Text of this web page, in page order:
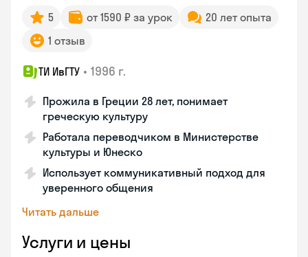
5 от 1590 ₽ за урок
20 лет опыта
1 отзыв
ТИ ИвГТУ • 1996 г.
Прожила в Греции 28 лет, понимает
греческую культуру
Работала переводчиком в Министерстве
культуры и Юнеско
Использует коммуникативный подход для
уверенного общения
Читать дальше
Услуги и цены